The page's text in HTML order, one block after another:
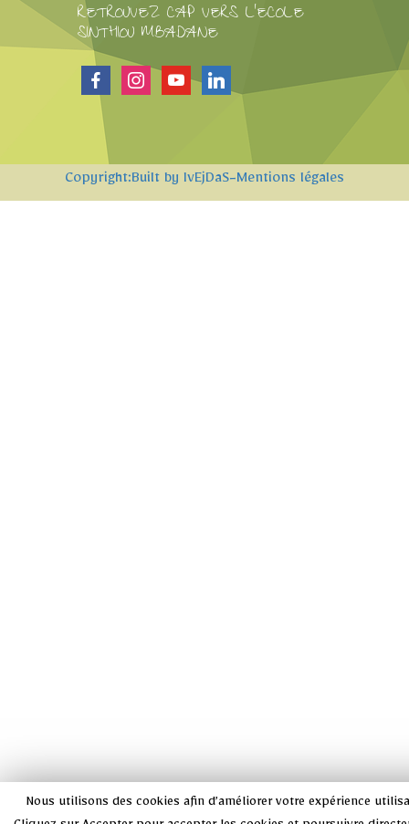
RETROUVEZ CAP VERS L'ECOLE
SINTHIOU MBADANE
facebookinstagramyoutubelinkedin
Copyright:Built by IvEjDaS-Mentions légales
Nous utilisons des cookies afin d’améliorer votre expérience